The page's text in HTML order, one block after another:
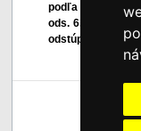
podľa osobitných
ods. 6, písm. c)
odstúpiť od